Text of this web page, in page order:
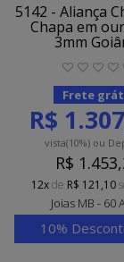
5142 - Aliança
Chapa em
3mm
Frete
R$
vista(10%) ou
R$
12xde R$ 121,10
Joias MB - 60
10%